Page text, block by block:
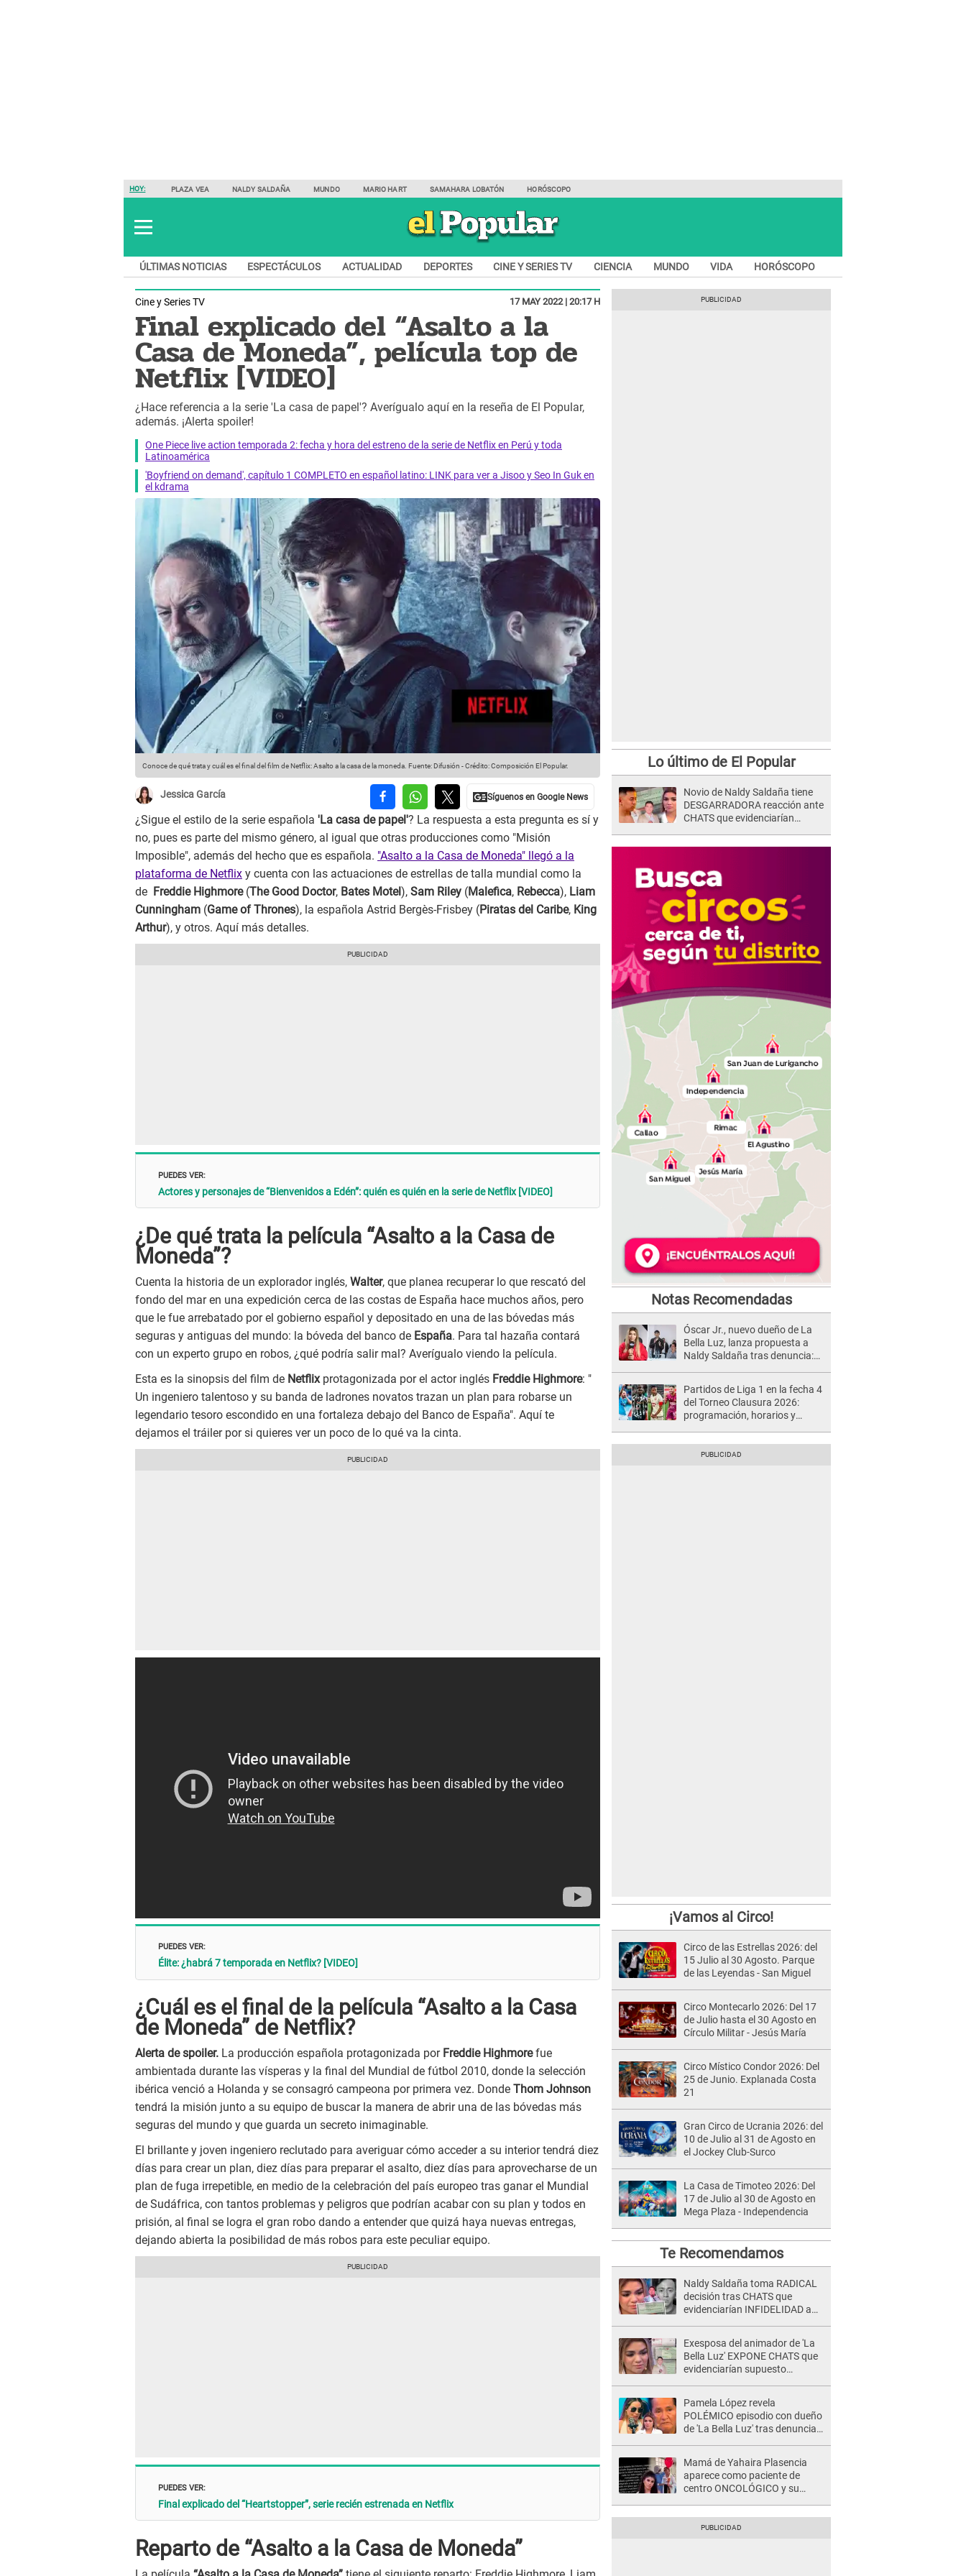
HOY: PLAZA VEA NALDY SALDAÑA MUNDO MARIO HART SAMAHARA LOBATÓN HORÓSCOPO
ÚLTIMAS NOTICIAS ESPECTÁCULOS ACTUALIDAD DEPORTES CINE Y SERIES TV CIENCIA MUNDO VIDA HORÓSCOPO
Cine y Series TV 17 MAY 2022 | 20:17 H
Final explicado del “Asalto a la
Casa de Moneda”, película top de
Netflix [VIDEO]
¿Hace referencia a la serie 'La casa de papel'? Averígualo aquí en la reseña de El Popular,
además. ¡Alerta spoiler!
One Piece live action temporada 2: fecha y hora del estreno de la serie de Netflix en Perú y toda
Latinoamérica
'Boyfriend on demand', capítulo 1 COMPLETO en español latino: LINK para ver a Jisoo y Seo In Guk en
el kdrama
Conoce de qué trata y cuál es el final del film de Netflix: Asalto a la casa de la moneda. Fuente: Difusión -Crédito: Composición El Popular.
Jessica García
¿Sigue el estilo de la serie española 'La casa de papel'? La respuesta a esta pregunta es sí y
no, pues es parte del mismo género, al igual que otras producciones como "Misión
Imposible", además del hecho que es española. "Asalto a la Casa de Moneda" llegó a la
plataforma de Netflix y cuenta con las actuaciones de estrellas de talla mundial como la
de Freddie Highmore (The Good Doctor, Bates Motel), Sam Riley (Malefica, Rebecca), Liam
Cunningham (Game of Thrones), la española Astrid Bergès-Frisbey (Piratas del Caribe, King
Arthur), y otros. Aquí más detalles.
PUEDES VER:
Actores y personajes de “Bienvenidos a Edén”: quién es quién en la serie de Netflix [VIDEO]
¿De qué trata la película “Asalto a la Casa de
Moneda”?
Cuenta la historia de un explorador inglés, Walter, que planea recuperar lo que rescató del
fondo del mar en una expedición cerca de las costas de España hace muchos años, pero
que le fue arrebatado por el gobierno español y depositado en una de las bóvedas más
seguras y antiguas del mundo: la bóveda del banco de España. Para tal hazaña contará
con un experto grupo en robos, ¿qué podría salir mal? Averígualo viendo la película.
Esta es la sinopsis del film de Netflix protagonizada por el actor inglés Freddie Highmore: "
Un ingeniero talentoso y su banda de ladrones novatos trazan un plan para robarse un
legendario tesoro escondido en una fortaleza debajo del Banco de España". Aquí te
dejamos el tráiler por si quieres ver un poco de lo qué va la cinta.
PUEDES VER:
Élite: ¿habrá 7 temporada en Netflix? [VIDEO]
¿Cuál es el final de la película “Asalto a la Casa
de Moneda” de Netflix?
Alerta de spoiler. La producción española protagonizada por Freddie Highmorefue
ambientada durante las vísperas y la final del Mundial de fútbol 2010, donde la selección
ibérica venció a Holanda y se consagró campeona por primera vez. Donde Thom Johnson
tendrá la misión junto a su equipo de buscar la manera de abrir una de las bóvedas más
seguras del mundo y que guarda un secreto inimaginable.
El brillante y joven ingeniero reclutado para averiguar cómo acceder a su interior tendrá diez
días para crear un plan, diez días para preparar el asalto, diez días para aprovecharse de un
plan de fuga irrepetible, en medio de la celebración del país europeo tras ganar el Mundial
de Sudáfrica, con tantos problemas y peligros que podrían acabar con su plan y todos en
prisión, al final se logra el gran robo dando a entender que quizá haya nuevas entregas,
dejando abierta la posibilidad de más robos para este peculiar equipo.
PUEDES VER:
Final explicado del “Heartstopper”, serie recién estrenada en Netflix
Reparto de “Asalto a la Casa de Moneda”
Lo último de El Popular
Novio de Naldy Saldaña tiene
DESGARRADORA reacción ante
CHATS que evidenciarían
Notas Recomendadas
Óscar Jr., nuevo dueño de La
Bella Luz, lanza propuesta a
Naldy Saldaña tras denuncia:
Partidos de Liga 1 en la fecha 4
del Torneo Clausura 2026:
programación, horarios y
¡Vamos al Circo!
Circo de las Estrellas 2026: del
15 Julio al 30 Agosto. Parque
de las Leyendas - San Miguel
Circo Montecarlo 2026: Del 17
de Julio hasta el 30 Agosto en
Círculo Militar - Jesús María
Circo Místico Condor 2026: Del
25 de Junio. Explanada Costa
21
Gran Circo de Ucrania 2026: del
10 de Julio al 31 de Agosto en
el Jockey Club-Surco
La Casa de Timoteo 2026: Del
17 de Julio al 30 de Agosto en
Mega Plaza - Independencia
Te Recomendamos
Naldy Saldaña toma RADICAL
decisión tras CHATS que
evidenciarían INFIDELIDAD a
Exesposa del animador de 'La
Bella Luz' EXPONE CHATS que
evidenciarían supuesto
Pamela López revela
POLÉMICO episodio con dueño
de 'La Bella Luz' tras denuncia
Mamá de Yahaira Plasencia
aparece como paciente de
centro ONCOLÓGICO y su